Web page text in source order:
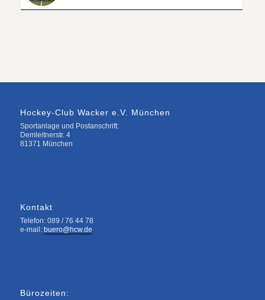
Hockey-Club Wacker e.V. München
Sportanlage und Postanschrift:
Demleitnerstr. 4
81371 München
Kontakt
Telefon: 089 / 76 44 78
e-mail: buero@hcw.de
Bürozeiten: